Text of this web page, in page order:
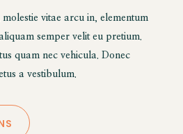
molestie vitae arcu in, elementum
semper velit eu pretium.
quam nec vehicula. Donec
a vestibulum.